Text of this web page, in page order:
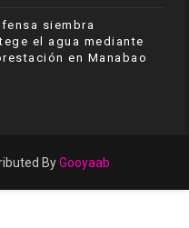
siembra
el agua mediante
en Manabao
ByGooyaab